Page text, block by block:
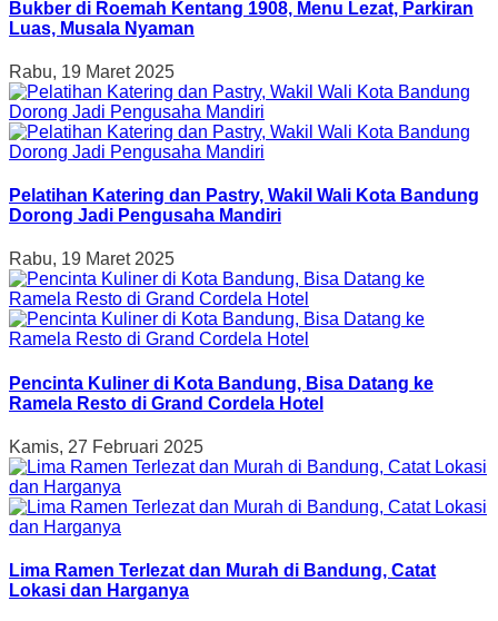
Bukber di Roemah Kentang 1908, Menu Lezat, Parkiran
Luas, Musala Nyaman
Rabu, 19 Maret 2025
Pelatihan Katering dan Pastry, Wakil Wali Kota Bandung
Dorong Jadi Pengusaha Mandiri
Rabu, 19 Maret 2025
Pencinta Kuliner di Kota Bandung, Bisa Datang ke
Ramela Resto di Grand Cordela Hotel
Kamis, 27 Februari 2025
Lima Ramen Terlezat dan Murah di Bandung, Catat
Lokasi dan Harganya